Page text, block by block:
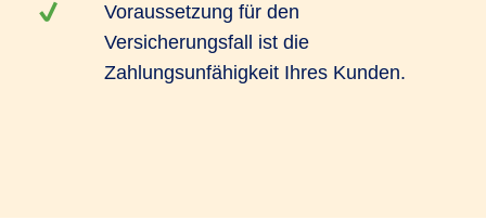
Voraussetzung für den
Versicherungsfall ist die
Zahlungsunfähigkeit Ihres Kunden.